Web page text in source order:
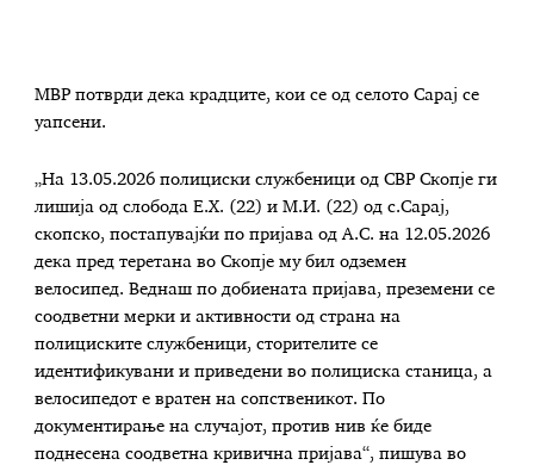
МВР потврди дека крадците, кои се од селото Сарај се
уапсени.
„На 13.05.2026 полициски службеници од СВР Скопје ги
лишија од слобода Е.Х. (22) и М.И. (22) од с.Сарај,
скопско, постапувајќи по пријава од А.С. на 12.05.2026
дека пред теретана во Скопје му бил одземен
велосипед. Веднаш по добиената пријава, преземени се
соодветни мерки и активности од страна на
полициските службеници, сторителите се
идентификувани и приведени во полициска станица, а
велосипедот е вратен на сопственикот. По
документирање на случајот, против нив ќе биде
поднесена соодветна кривична пријава“, пишува во